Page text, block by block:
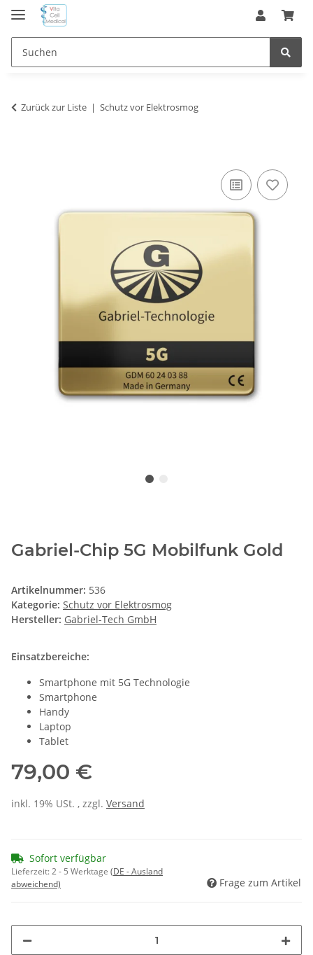
Zurück zur Liste Schutz vor Elektrosmog
Gabriel-Chip 5G Mobilfunk Gold
Artikelnummer: 536
Kategorie: Schutz vor Elektrosmog
Hersteller: Gabriel-Tech GmbH
Einsatzbereiche:
Smartphone mit 5G Technologie
Smartphone
Handy
Laptop
Tablet
79,00 €
inkl. 19% USt. , zzgl. Versand
Sofort verfügbar
Lieferzeit:2 - 5 Werktage (DE - Ausland
abweichend)
Frage zum Artikel